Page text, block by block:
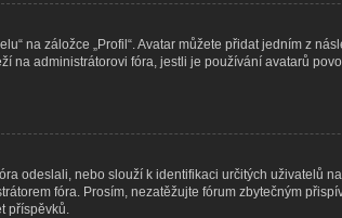
na záložce „Profil“. Avatar můžete přidat jedním z
na administrátorovi fóra, jestli je používání avatarů
odeslali, nebo slouží k identifikaci určitých uživatelů
fóra. Prosím, nezatěžujte fórum zbytečným
příspěvků.